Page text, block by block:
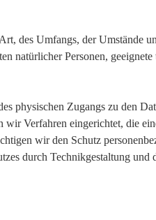
des Umfangs, der Umstände
natürlicher Personen, geeignete
physischen Zugangs zu den
wir Verfahren eingerichtet, die
wir den Schutz
durch Technikgestaltung und